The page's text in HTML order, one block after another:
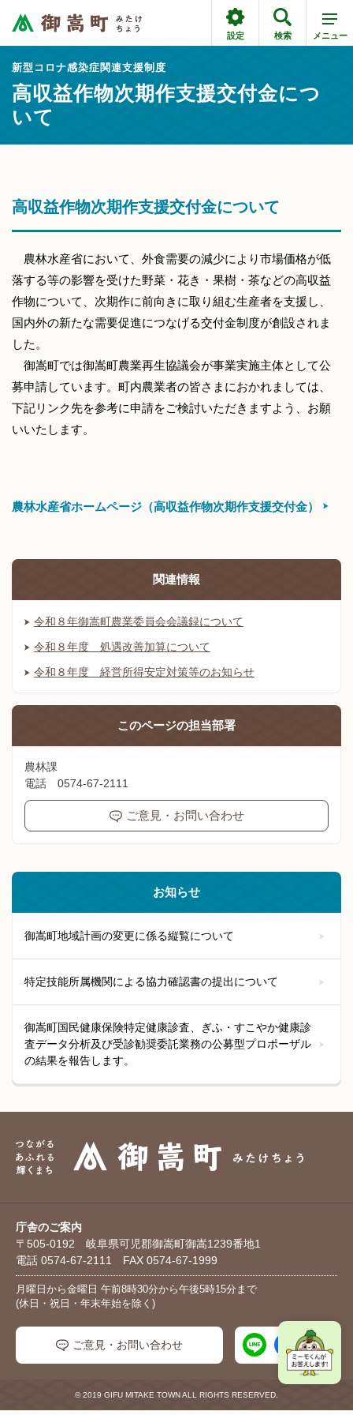
設定 検索 メニュー
新型コロナ感染症関連支援制度
高収益作物次期作支援交付金につ
いて
高収益作物次期作支援交付金について
農林水産省において、外食需要の減少により市場価格が低
落する等の影響を受けた野菜・花き・果樹・茶などの高収益
作物について、次期作に前向きに取り組む生産者を支援し、
国内外の新たな需要促進につなげる交付金制度が創設されま
した。
御嵩町では御嵩町農業再生協議会が事業実施主体として公
募申請しています。町内農業者の皆さまにおかれましては、
下記リンク先を参考に申請をご検討いただきますよう、お願
いいたします。
農林水産省ホームページ（高収益作物次期作支援交付金）
関連情報
令和８年御嵩町農業委員会会議録について
令和８年度 処遇改善加算について
令和８年度 経営所得安定対策等のお知らせ
このページの担当部署
農林課
電話 0574-67-2111
ご意見・お問い合わせ
お知らせ
御嵩町地域計画の変更に係る縦覧について
特定技能所属機関による協力確認書の提出について
御嵩町国民健康保険特定健康診査、ぎふ・すこやか健康診
査データ分析及び受診勧奨委託業務の公募型プロポーザル
の結果を報告します。
庁舎のご案内
〒505-0192 岐阜県可児郡御嵩町御嵩1239番地1
電話 0574-67-2111 FAX 0574-67-1999
月曜日から金曜日 午前8時30分から午後5時15分まで
(休日・祝日・年末年始を除く)
ご意見・お問い合わせ
© 2019 GIFU MITAKE TOWN ALL RIGHTS RESERVED.